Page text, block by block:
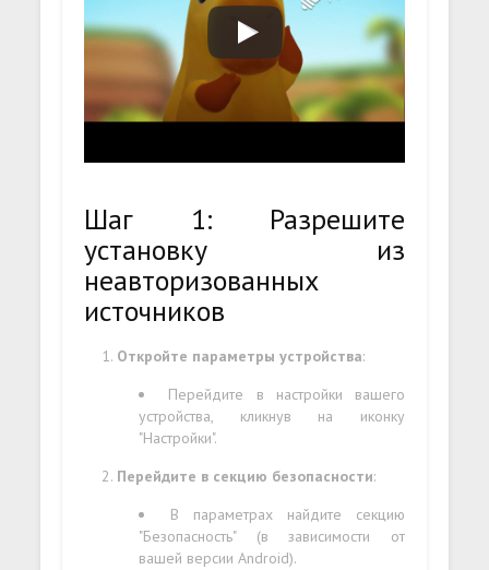
Шаг 1: Разрешите
установку из
неавторизованных
источников
Откройте параметры устройства:
Перейдите в настройки вашего
устройства, кликнув на иконку
"Настройки".
Перейдите в секцию безопасности:
В параметрах найдите секцию
"Безопасность" (в зависимости от
вашей версии Android).